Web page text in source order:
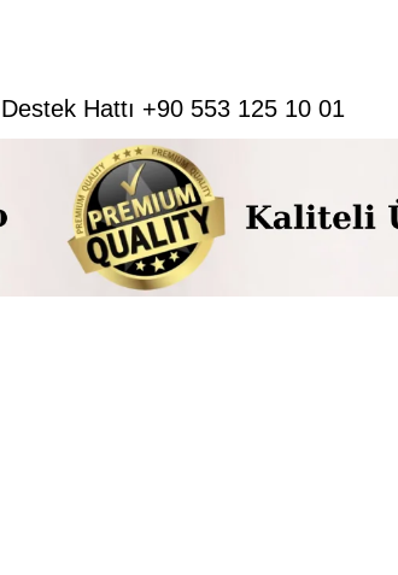
Hattı +90 553 125 10 01